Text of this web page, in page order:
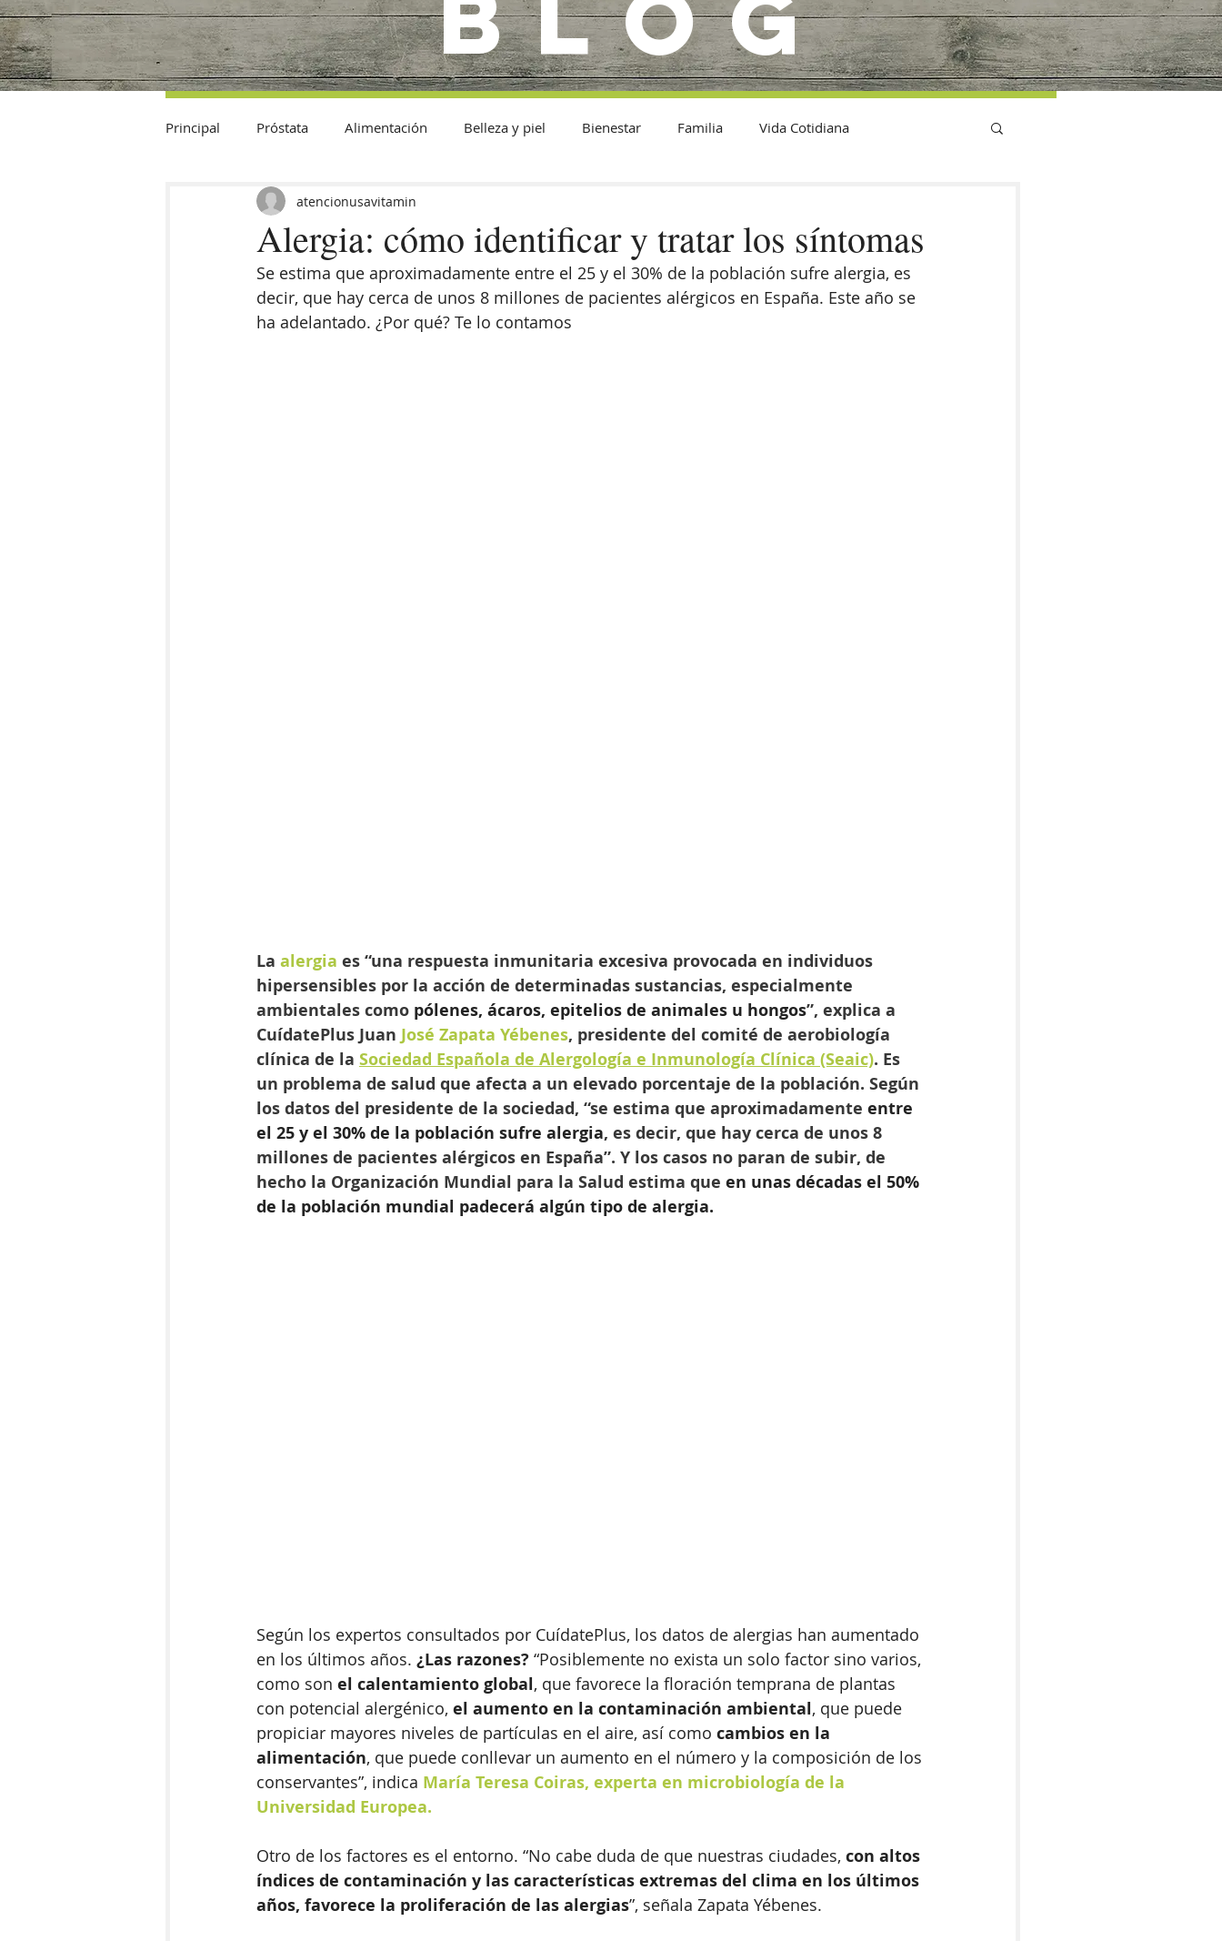
Principal Próstata Alimentación Belleza y piel Bienestar Familia Vida Cotidiana
Datos Curiosos
Alergia: cómo identificar y tratar los síntomas
atencionusavitamin
Se estima que aproximadamente entre el 25 y el 30% de la población sufre alergia, es
decir, que hay cerca de unos 8 millones de pacientes alérgicos en España. Este año se
ha adelantado. ¿Por qué? Te lo contamos
La alergia es “una respuesta inmunitaria excesiva provocada en individuos
hipersensibles por la acción de determinadas sustancias, especialmente
ambientales como pólenes, ácaros, epitelios de animales u hongos”, explica a
CuídatePlus Juan José Zapata Yébenes, presidente del comité de aerobiología
clínica de la Sociedad Española de Alergología e Inmunología Clínica (Seaic). Es
un problema de salud que afecta a un elevado porcentaje de la población. Según
los datos del presidente de la sociedad, “se estima que aproximadamente entre
el 25 y el 30% de la población sufre alergia, es decir, que hay cerca de unos 8
millones de pacientes alérgicos en España”. Y los casos no paran de subir, de
hecho la Organización Mundial para la Salud estima que en unas décadas el 50%
de la población mundial padecerá algún tipo de alergia.
Según los expertos consultados por CuídatePlus, los datos de alergias han aumentado
en los últimos años. ¿Las razones? “Posiblemente no exista un solo factor sino varios,
como son el calentamiento global, que favorece la floración temprana de plantas
con potencial alergénico, el aumento en la contaminación ambiental, que puede
propiciar mayores niveles de partículas en el aire, así como cambios en la
alimentación, que puede conllevar un aumento en el número y la composición de los
conservantes”, indica María Teresa Coiras, experta en microbiología de la
Universidad Europea.
Otro de los factores es el entorno. “No cabe duda de que nuestras ciudades, con altos
índices de contaminación y las características extremas del clima en los últimos
años, favorece la proliferación de las alergias”, señala Zapata Yébenes.